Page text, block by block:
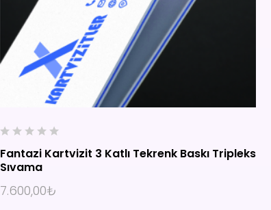
0
o
u
t
o
Fantazi Kartvizit 3 Katlı Tekrenk Baskı Tripleks
Sıvama
7.600,00₺